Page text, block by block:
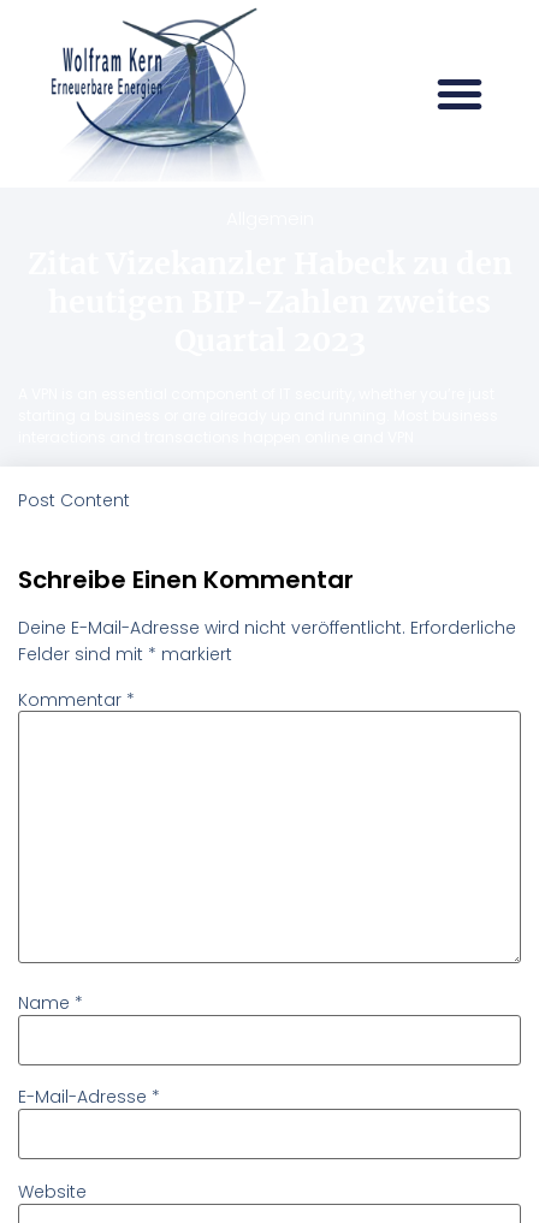
Post Content
Schreibe Einen Kommentar
Deine E-Mail-Adresse wird nicht veröffentlicht. Erforderliche
Felder sind mit * markiert
Kommentar *
Name *
E-Mail-Adresse *
Website